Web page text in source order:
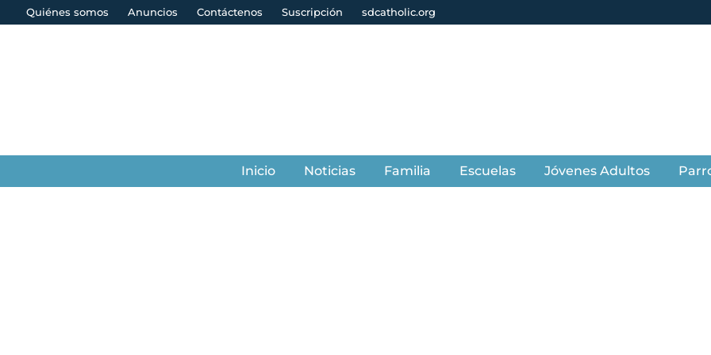
Quiénes somos Anuncios Contáctenos Suscripción sdcatholic.org
Inicio Noticias Familia Escuelas Jóvenes Adultos